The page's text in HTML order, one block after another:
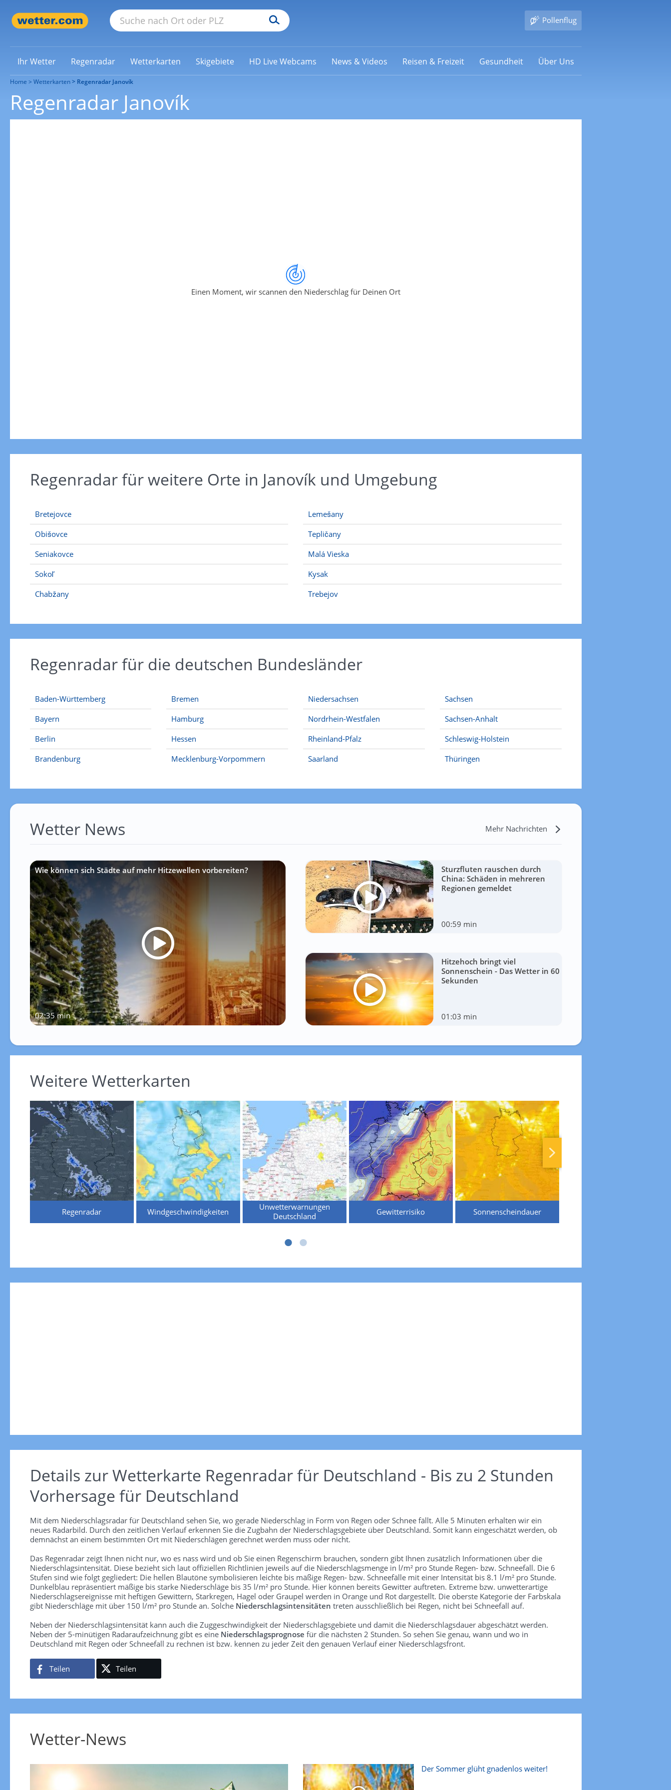
Pollenflug
Ihr Wetter Regenradar Wetterkarten Skigebiete HD Live Webcams News & Videos Reisen & Freizeit Gesundheit Über Uns
Home Wetterkarten Regenradar Janovík
Regenradar Janovík
Einen Moment, wir scannen den Niederschlag für Deinen Ort
Regenradar für weitere Orte in Janovík und Umgebung
Bretejovce
Obišovce
Seniakovce
Sokoľ
Chabžany
Lemešany
Tepličany
Malá Vieska
Kysak
Trebejov
Regenradar für die deutschen Bundesländer
Baden-Württemberg
Bayern
Berlin
Brandenburg
Bremen
Hamburg
Hessen
Mecklenburg-Vorpommern
Niedersachsen
Nordrhein-Westfalen
Rheinland-Pfalz
Saarland
Sachsen
Sachsen-Anhalt
Schleswig-Holstein
Thüringen
Wetter News Mehr Nachrichten
Wie können sich Städte auf mehr Hitzewellen vorbereiten?
02:35 min
Sturzfluten rauschen durch
China: Schäden in mehreren
Regionen gemeldet
00:59 min
Hitzehoch bringt viel
Sonnenschein - Das Wetter in 60
Sekunden
01:03 min
Weitere Wetterkarten
Regenradar Windgeschwindigkeiten
Unwetterwarnungen
Deutschland
Gewitterrisiko Sonnenscheindauer
Details zur Wetterkarte Regenradar für Deutschland - Bis zu 2 Stunden
Vorhersage für Deutschland
Mit dem Niederschlagsradar für Deutschland sehen Sie, wo gerade Niederschlag in Form von Regen oder Schnee fällt. Alle 5 Minuten erhalten wir ein
neues Radarbild. Durch den zeitlichen Verlauf erkennen Sie die Zugbahn der Niederschlagsgebiete über Deutschland. Somit kann eingeschätzt werden, ob
demnächst an einem bestimmten Ort mit Niederschlägen gerechnet werden muss oder nicht.
Das Regenradar zeigt Ihnen nicht nur, wo es nass wird und ob Sie einen Regenschirm brauchen, sondern gibt Ihnen zusätzlich Informationen über die
Niederschlagsintensität. Diese bezieht sich laut offiziellen Richtlinien jeweils auf die Niederschlagsmenge in l/m² pro Stunde Regen- bzw. Schneefall. Die 6
Stufen sind wie folgt gegliedert: Die hellen Blautöne symbolisieren leichte bis mäßige Regen- bzw. Schneefälle mit einer Intensität bis 8.1 l/m² pro Stunde.
Dunkelblau repräsentiert mäßige bis starke Niederschläge bis 35 l/m² pro Stunde. Hier können bereits Gewitter auftreten. Extreme bzw. unwetterartige
Niederschlagsereignisse mit heftigen Gewittern, Starkregen, Hagel oder Graupel werden in Orange und Rot dargestellt. Die oberste Kategorie der Farbskala
gibt Niederschläge mit über 150 l/m² pro Stunde an. Solche Niederschlagsintensitäten treten ausschließlich bei Regen, nicht bei Schneefall auf.
Neben der Niederschlagsintensität kann auch die Zuggeschwindigkeit der Niederschlagsgebiete und damit die Niederschlagsdauer abgeschätzt werden.
Neben der 5-minütigen Radaraufzeichnung gibt es eine Niederschlagsprognose für die nächsten 2 Stunden. So sehen Sie genau, wann und wo in
Deutschland mit Regen oder Schneefall zu rechnen ist bzw. kennen zu jeder Zeit den genauen Verlauf einer Niederschlagsfront.
Teilen Teilen
Wetter-News
Der Sommer glüht gnadenlos weiter!